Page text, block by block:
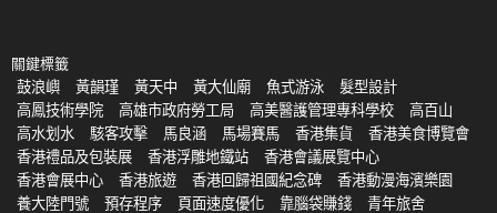
關鍵標籤
鼓浪嶼
黃韻瑾 黃天中 黃大仙廟 魚式游泳
髮型設計
高鳳技術學院
高雄市政府勞工局 高美醫護管理專科學校
高百山
高水划水
駭客攻擊 馬良涵 馬場賽馬 香港集貨
香港美食博覽會
香港禮品及包裝展
香港浮雕地鐵站
香港會議展覽中心
香港會展中心
香港旅遊 香港回歸祖國紀念碑
香港動漫海濱樂園
養大陸門號
預存程序 頁面速度優化 靠腦袋賺錢
青年旅舍